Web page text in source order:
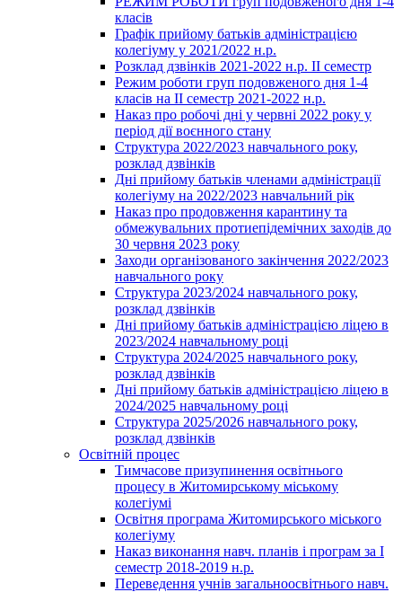
класів
Графік прийому батьків адміністрацією
колегіуму у 2021/2022 н.р.
Розклад дзвінків 2021-2022 н.р. ІІ семестр
Режим роботи груп подовженого дня 1-4
класів на ІІ семестр 2021-2022 н.р.
Наказ про робочі дні у червні 2022 року у
період дії воєнного стану
Структура 2022/2023 навчального року,
розклад дзвінків
Дні прийому батьків членами адміністрації
колегіуму на 2022/2023 навчальний рік
Наказ про продовження карантину та
обмежувальних протиепідемічних заходів до
30 червня 2023 року
Заходи організованого закінчення 2022/2023
навчального року
Структура 2023/2024 навчального року,
розклад дзвінків
Дні прийому батьків адміністрацією ліцею в
2023/2024 навчальному році
Структура 2024/2025 навчального року,
розклад дзвінків
Дні прийому батьків адміністрацією ліцею в
2024/2025 навчальному році
Структура 2025/2026 навчального року,
розклад дзвінків
Освітній процес
Тимчасове призупинення освітнього
процесу в Житомирському міському
колегіумі
Освітня програма Житомирського міського
колегіуму
Наказ виконання навч. планів і програм за І
семестр 2018-2019 н.р.
Переведення учнів загальноосвітнього навч.